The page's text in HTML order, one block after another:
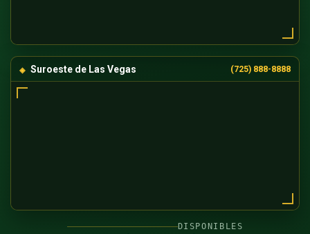
Suroeste de Las Vegas (725) 888-8888
DISPONIBLES